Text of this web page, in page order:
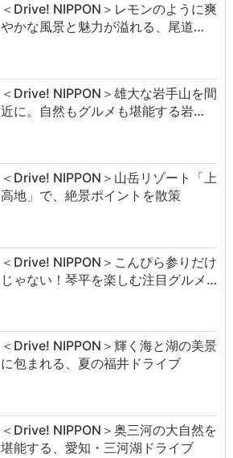
＜Drive! NIPPON＞レモンのように爽
やかな風景と魅力が溢れる、尾道…
＜Drive! NIPPON＞雄大な岩手山を間
近に。自然もグルメも堪能する岩…
＜Drive! NIPPON＞山岳リゾート「上
高地」で、絶景ポイントを散策
＜Drive! NIPPON＞こんぴら参りだけ
じゃない！琴平を楽しむ注目グルメ…
＜Drive! NIPPON＞輝く海と湖の美景
に包まれる、夏の福井ドライブ
＜Drive! NIPPON＞奥三河の大自然を
堪能する、愛知・三河湖ドライブ